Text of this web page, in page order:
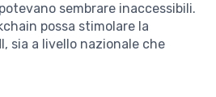
sembrare inaccessibili.
possa stimolare la
sia a livello nazionale che